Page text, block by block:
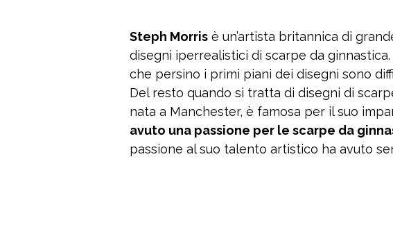
Steph Morris è un’artista britannica di
disegni iperrealistici di scarpe da
che persino i primi piani dei disegni sono
Del resto quando si tratta di disegni di
nata a Manchester, è famosa per il suo
avuto una passione per le scarpe da
passione al suo talento artistico ha avuto